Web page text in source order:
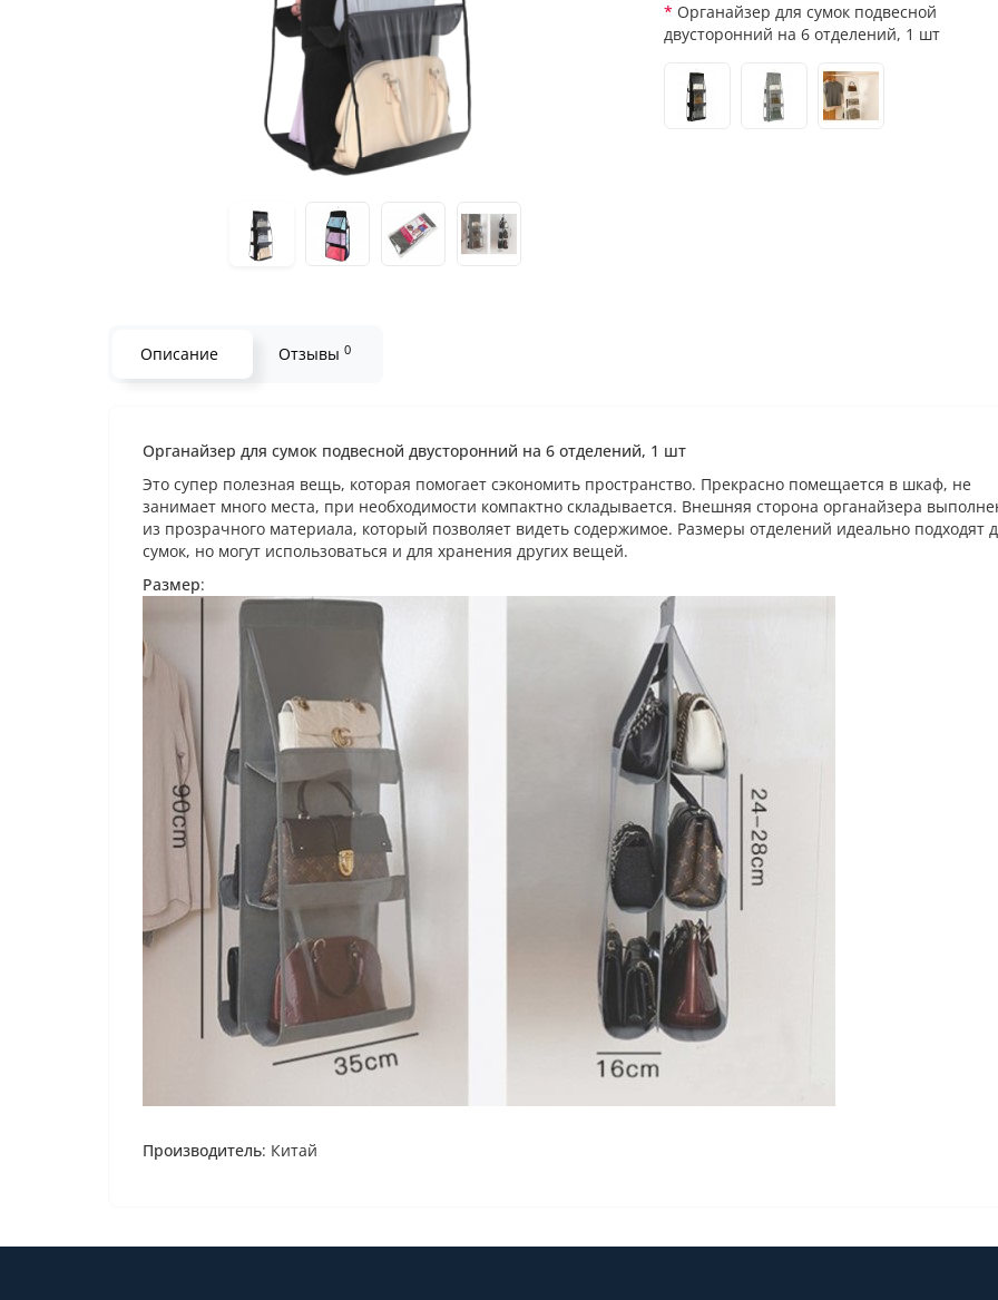
Органайзер для сумок подвесной
двусторонний на 6 отделений, 1 шт
Описание Отзывы 0
Органайзер для сумок подвесной двусторонний на 6 отделений, 1 шт
Это супер полезная вещь, которая помогает сэкономить пространство. Прекрасно помещается в шкаф, не
занимает много места, при необходимости компактно складывается. Внешняя сторона органайзера
из прозрачного материала, который позволяет видеть содержимое. Размеры отделений идеально подходят
сумок, но могут использоваться и для хранения других вещей.
Размер:
Производитель: Китай